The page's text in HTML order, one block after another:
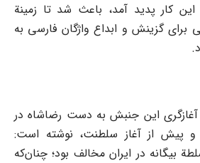
این کار پدید آمد، باعث شد تا زمینة
گزینش و ابداع واژگان فارسی به
آغازگری این جنبش به دست رضاشاه در
پیش از آغاز سلطنت، نوشته است:
بیگانه در ایران مخالف بود؛ چنان‌‌که